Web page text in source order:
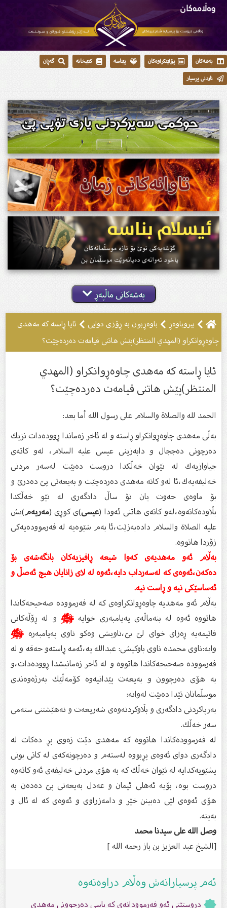
بەشەکان پۆلێنکراوەکان پێناسە کتێبخانە
گەڕان
ناردنی پرسیار
بەشەکانی ماڵپەڕ
بیروباوه‌ڕ باوەڕبون بە ڕۆژى دوایى
ئایا ڕاستە كە مەهدی
چاوەڕوانكراو (المهدي المنتظر)پێش هاتنی قیامەت دەردەچێت؟
ئایا ڕاستە كە مەهدی چاوەڕوانكراو (المهدي
المنتظر)پێش هاتنی قیامەت دەردەچێت؟
الحمد لله والصلاة والسلام على رسول الله أما بعد:
بەڵی مەهدی چاوەڕوانكراو ڕاستە و لە ئاخر زەماندا ڕوودەدات نزیك
دەرچونی دەججال و دابەزینی عیسی علیه السلام، لەو كاتەی
جیاوازیەك لە نێوان خەڵكدا دروست دەبێت لەسەر مردنی
خەلیفەیەك،ئا لەو كاتە مەهدی دەردەچێت و بەیعەتی پێ دەدرێ و
بۆ ماوەی حەوت یان نۆ ساڵ دادگەری لە نێو خەڵكدا
بڵاودەكاتەوە،لەو كاتەی هاتنی ئەودا (عیسی)ی كوڕی (مەریەم)یش
علیه الصلاة والسلام دادەبەزێت،ئا بەم شێوەیە لە فەرموودەیەكی
زۆردا هاتووە.
بەڵام ئەو مەهدیەی كەوا شیعە ڕافیزیەكان بانگەشەی بۆ
دەكەن،ئەوەی كە لەسەرداب دایە،ئەوە لە لای زانایان هیچ ئەصڵ و
ئەساسێكی نیە و ڕاست نیە.
بەڵام ئەو مەهدیە چاوەڕوانكراوەی كە لە فەرموودە صەحیحەكاندا
هاتووە ئەوە لە بنەماڵەی پەیامبەری خوایەﷺو لە ڕۆڵەكانی
فاتیمەیە ڕەزای خوای لێ بێ،ناویشی وەكو ناوی پەیامبەرەﷺ
وایە:ناوی محمدە ناوی باوكیشی: عبدالله یە،ئەمە ڕاستەو حەقە و لە
فەرموودە صەحیحەكاندا هاتووە و لە ئاخر زەمانیشدا ڕوودەدات،و
بە هۆی دەرچوون و بەیعەت پێدانیەوە كۆمەڵێك بەرژەوەندی
موسڵمانان تێدا دەبێت لەوانە:
بەرپاكردنی دادگەری و بڵاوكردنەوەی شەریعەت و نەهێشتنی ستەمی
سەر خەڵك.
لە فەرموودەكاندا هاتووە كە مەهدی دێت زەوی پڕ دەكات لە
دادگەری دوای ئەوەی پڕبووە لەستەم و دەرچونەكەی لە كاتی بونی
پشێویەكدایە لە نێوان خەڵك كە بە هۆی مردنی خەلیفەی ئەو كاتەوە
دروست بوە، بۆیە ئەهلی ئیمان و عەدل بەیعەتی پێ دەدەن بە
هۆی ئەوەی لێی دەبینن خێر و دامەزراوی و ئەوەی كە لە ئال و
بەیتە.
وصل الله علی سیدنا محمد
[الشيخ عبد العزيز بن باز رحمه الله ]
ئەم پرسیارانەش وەڵام دراوەتەوە
دروستێتی ئەو فەرموودانەى كە باسی دەرچوونى مەهدى